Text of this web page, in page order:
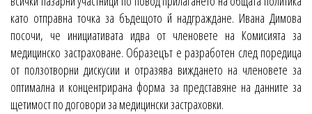
като отправна точка за бъдещото й надграждане. Ивана Димова
посочи, че инициативата идва от членовете на Комисията за
медицинско застраховане. Образецът е разработен след поредица
от ползотворни дискусии и отразява виждането на членовете за
оптимална и концентрирана форма за представяне на данните за
щетимост по договори за медицински застраховки.